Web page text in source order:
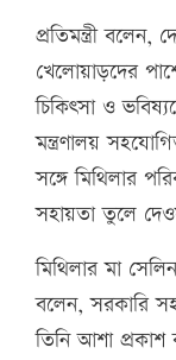
প্রতিমন্ত্রী বলেন,
খেলোয়াড়দের
চিকিৎসা ও
মন্ত্রণালয়
সঙ্গে মিথিলার
সহায়তা তুলে
মিথিলার মা
বলেন, সরকারি
তিনি আশা